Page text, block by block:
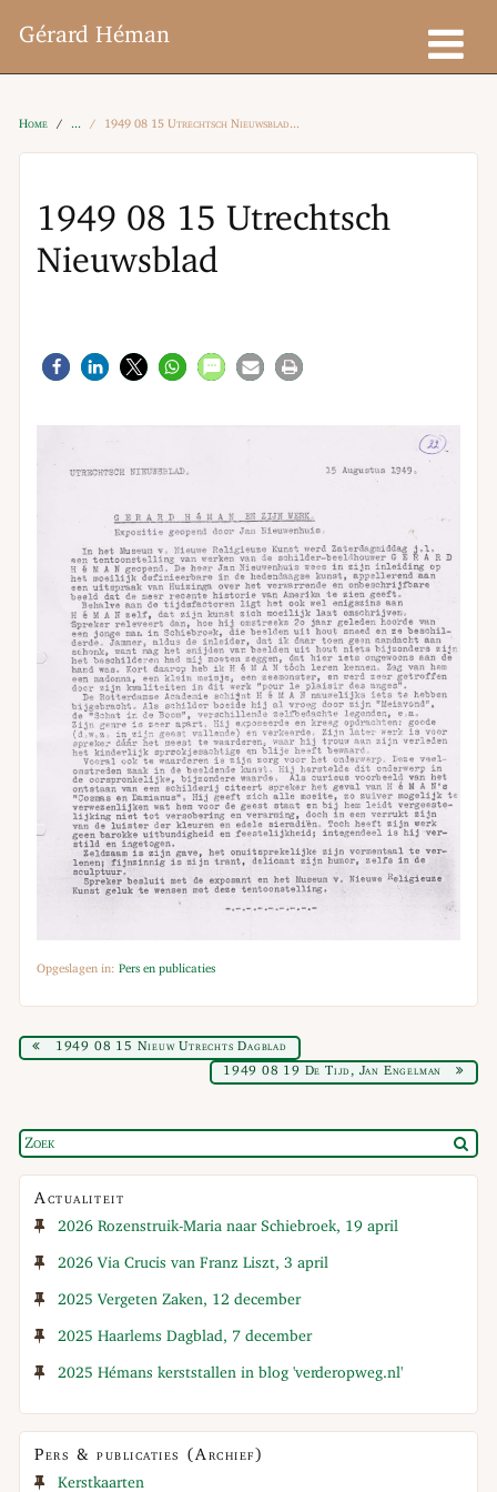
Gérard Héman
Home 1949 08 15 Utrechtsch Nieuwsblad
1949 08 15 Utrechtsch
Nieuwsblad
Opgeslagen in:Pers en publicaties
1949 08 15 Nieuw Utrechts Dagblad
1949 08 19 De Tijd, Jan Engelman
Actualiteit
2026 Rozenstruik-Maria naar Schiebroek, 19 april
2026 Via Crucis van Franz Liszt, 3 april
2025 Vergeten Zaken, 12 december
2025 Haarlems Dagblad, 7 december
2025 Hémans kerststallen in blog 'verderopweg.nl'
Pers & publicaties (Archief)
Kerstkaarten